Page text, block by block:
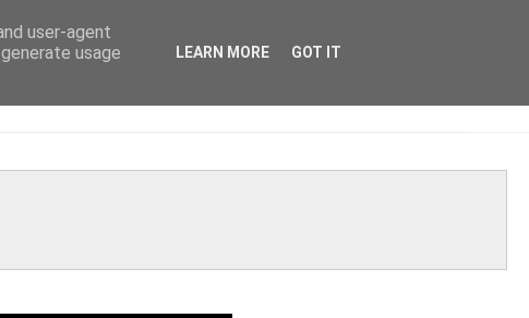
user-agent
usage
LEARN MORE GOT IT